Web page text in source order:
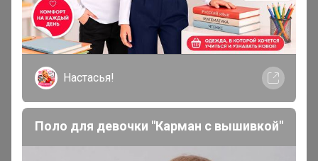
Mamartura
Великий магистр
Настасья!
Поло для девочки "Карман с вышивкой"